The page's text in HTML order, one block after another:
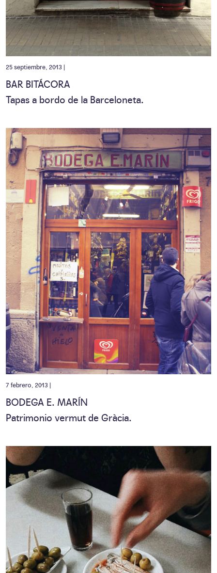
25 septiembre, 2013 |
BAR BITÁCORA
Tapas a bordo de la Barceloneta.
7 febrero, 2013 |
BODEGA E. MARÍN
Patrimonio vermut de Gràcia.